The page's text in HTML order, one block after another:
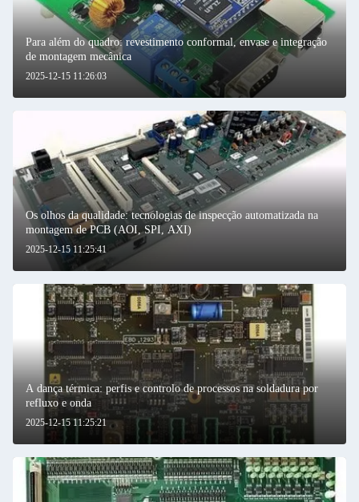
2025-12-15 11:26:03
Para além do quadro: revestimento conformal, envase e integração
de montagem mecânica
2025-12-15 11:25:41
Os olhos da qualidade: tecnologias de inspecção automatizada na
montagem de PCB (AOI, SPI, AXI)
2025-12-15 11:25:21
A dança térmica: perfis e controlo de processos na soldadura por
refluxo e onda